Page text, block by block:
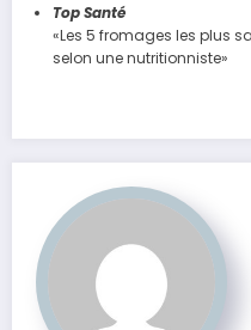
Top Santé
«Les 5 fromages les plus
selon une nutritionniste»